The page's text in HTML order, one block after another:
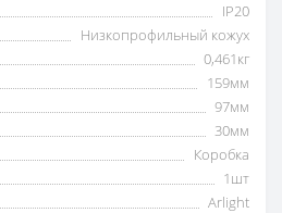
IP20
Низкопрофильный кожух
0,461кг
159мм
97мм
30мм
Коробка
1шт
Arlight